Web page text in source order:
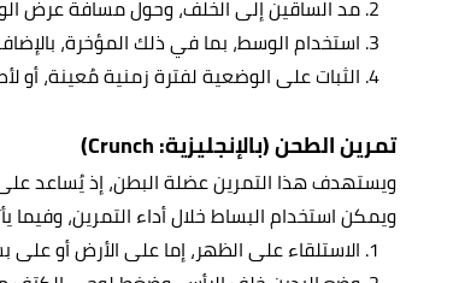
مد الساقين إلى الخلف، وحول مسافة عرض
استخدام الوسط، بما في ذلك المؤخرة،
الثبات على الوضعية لفترة زمنية مُعينة،
تمرين الطحن (بالإنجليزية: Crunch)
ويستهدف هذا التمرين عضلة البطن، إذ يُساعد
ويمكن استخدام البساط خلال أداء التمرين،
الاستلقاء على الظهر، إما على الأرض أو على